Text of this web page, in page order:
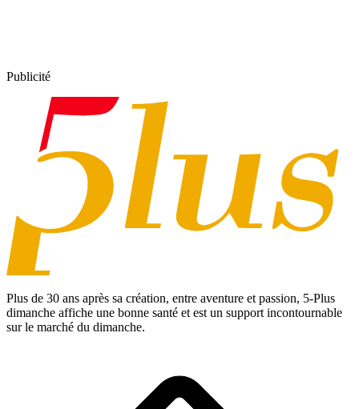
Publicité
Plus de 30 ans après sa création, entre aventure et passion, 5-Plus
dimanche affiche une bonne santé et est un support incontournable
sur le marché du dimanche.